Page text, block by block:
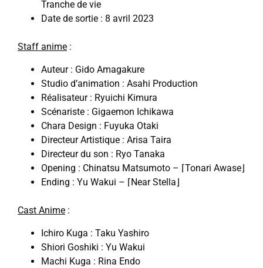
Tranche de vie
Date de sortie : 8 avril 2023
Staff anime :
Auteur : Gido Amagakure
Studio d’animation : Asahi Production
Réalisateur : Ryuichi Kimura
Scénariste : Gigaemon Ichikawa
Chara Design : Fuyuka Otaki
Directeur Artistique : Arisa Taira
Directeur du son : Ryo Tanaka
Opening : Chinatsu Matsumoto – ⌈Tonari Awase⌋
Ending : Yu Wakui – ⌈Near Stella⌋
Cast Anime :
Ichiro Kuga : Taku Yashiro
Shiori Goshiki : Yu Wakui
Machi Kuga : Rina Endo